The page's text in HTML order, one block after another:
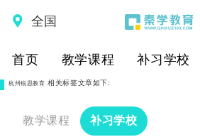
全国
首页 教学课程 补习学校
杭州锐思教育 相关标签文章如下:
教学课程 补习学校